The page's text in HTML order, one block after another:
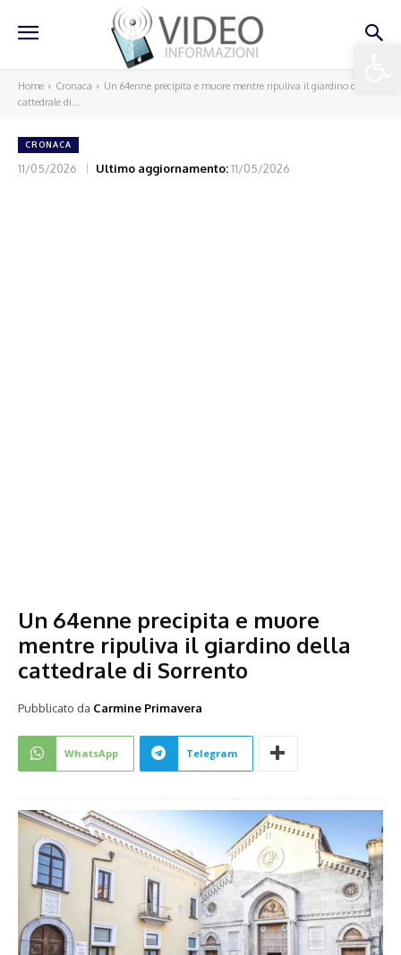
Home Cronaca
Un 64enne precipita e muore mentre ripuliva il giardino della
cattedrale di...
CRONACA
11/05/2026 Ultimo aggiornamento:11/05/2026
Un 64enne precipita e muore
mentre ripuliva il giardino della
cattedrale di Sorrento
Pubblicato da Carmine Primavera
WhatsApp Telegram